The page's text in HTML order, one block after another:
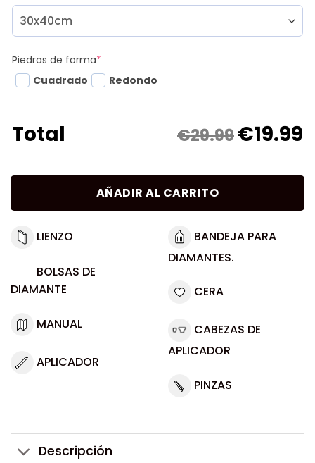
Piedras de forma*
Cuadrado
Redondo
Total €29.99€19.99
AÑADIR AL CARRITO
LIENZO
BOLSAS DE
DIAMANTE
MANUAL
APLICADOR
BANDEJA PARA
DIAMANTES.
CERA
CABEZAS DE
APLICADOR
PINZAS
Descripción